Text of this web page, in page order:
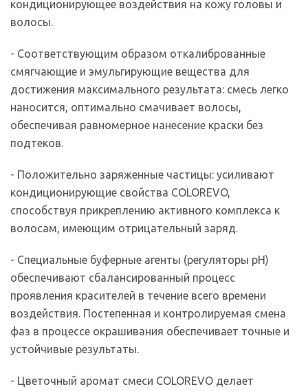
кондиционирующее воздействия на кожу головы и
волосы.
- Соответствующим образом откалиброванные
смягчающие и эмульгирующие вещества для
достижения максимального результата: смесь легко
наносится, оптимально смачивает волосы,
обеспечивая равномерное нанесение краски без
подтеков.
- Положительно заряженные частицы: усиливают
кондиционирующие свойства COLOREVO,
способствуя прикреплению активного комплекса к
волосам, имеющим отрицательный заряд.
- Специальные буферные агенты (регуляторы рН)
обеспечивают сбалансированный процесс
проявления красителей в течение всего времени
воздействия. Постепенная и контролируемая смена
фаз в процессе окрашивания обеспечивает точные и
устойчивые результаты.
- Цветочный аромат смеси COLOREVO делает